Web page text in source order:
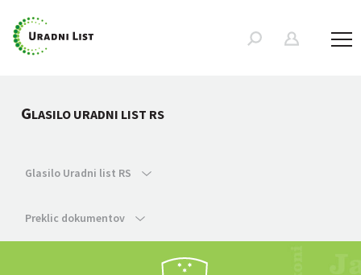
GLASILO URADNI LIST RS
Glasilo Uradni list RS
Preklic dokumentov